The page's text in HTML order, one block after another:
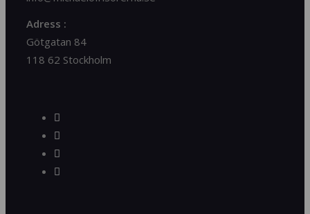
Adress :
Götgatan 84
118 62 Stockholm